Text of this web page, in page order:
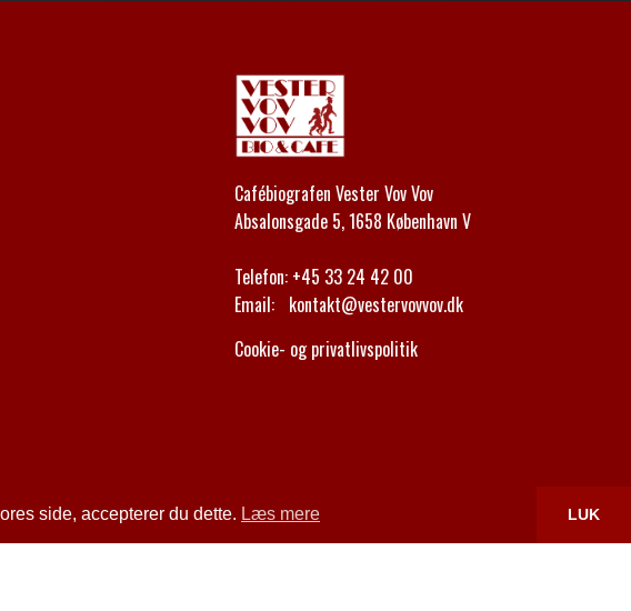
side, accepterer du dette. Læs mere LUK
Cafébiografen Vester Vov Vov
Absalonsgade 5, 1658 København V
Telefon: +45 33 24 42 00
Email: kontakt@vestervovvov.dk
Cookie- og privatlivspolitik